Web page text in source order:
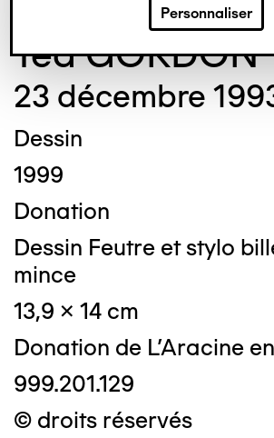
Personnaliser
Ted GORDON
23 décembre
Dessin
1999
Donation
Dessin Feutre et stylo
mince
13,9 x 14 cm
Donation de L'Aracine
999.201.129
© droits réservés